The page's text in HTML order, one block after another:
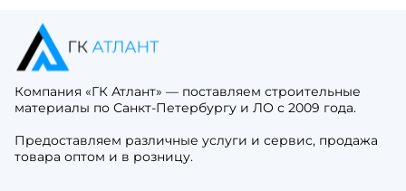
Компания «ГК Атлант» — поставляем строительные
материалы по Санкт-Петербургу и ЛО с 2009 года.
Предоставляем различные услуги и сервис, продажа
товара оптом и в розницу.